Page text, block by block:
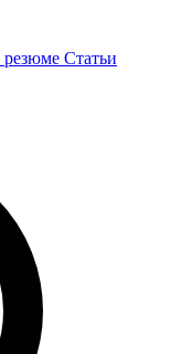
резюме Статьи